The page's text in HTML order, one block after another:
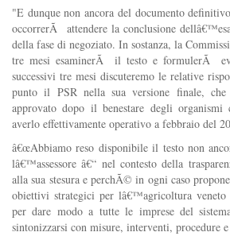
"E dunque non ancora del documento
occorrerÃ attendere la conclusione
della fase di negoziato. In sostanza, la
tre mesi esaminerÃ il testo e formulerÃ
successivi tre mesi discuteremo le relative
punto il PSR nella sua versione finale,
approvato dopo il benestare degli
averlo effettivamente operativo a febbraio del
â€œAbbiamo reso disponibile il testo non
lâ€™assessore â€“ nel contesto della
alla sua stesura e perchÃ© in ogni caso
obiettivi strategici per lâ€™agricoltura veneto
per dare modo a tutte le imprese del
sintonizzarsi con misure, interventi, procedure e